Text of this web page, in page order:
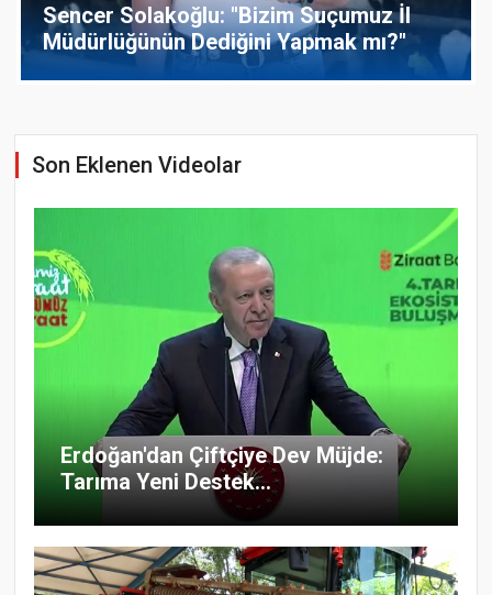
Besici maliyet isyanını paylaştı: Kırkım
ve imha için 50 bin TL harcadı
Son Eklenen Videolar
Erdoğan'dan Çiftçiye Dev Müjde:
Tarıma Yeni Destek...